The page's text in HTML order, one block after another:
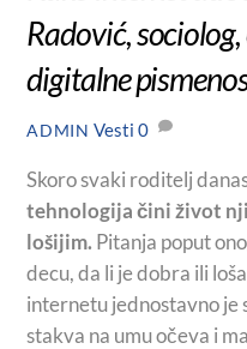
Radović,
digitalne
ADMIN Vesti 0
Skoro svaki roditelj
tehnologija čini život
lošijim. Pitanja poput
decu, da li je dobra ili
internetu jednostavno je
stakva na umu očeva i